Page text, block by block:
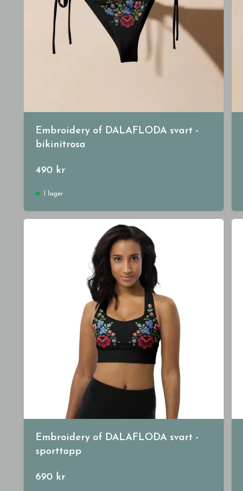
Embroidery of DALAFLODA svart -
bikinitrosa
490 kr
I lager
Embroidery of DALAFLODA svart -
sporttopp
690 kr